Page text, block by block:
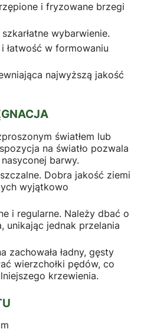
i fryzowane brzegi
wybarwienie.
w formowaniu
najwyższą jakość
światłem lub
na światło pozwala
barwy.
Dobra jakość ziemi
wyjątkowo
i regularne. Należy dbać o
unikając jednak przelania
zachowała ładny, gęsty
wierzchołki pędów, co
krzewienia.